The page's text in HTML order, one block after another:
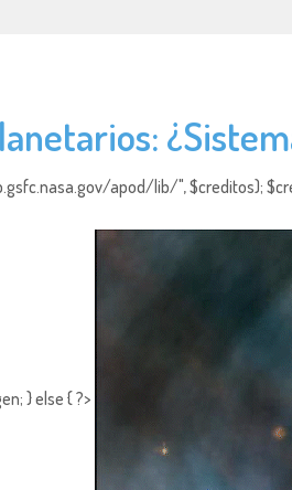
apod/lib/", $creditos);
} else { ?>